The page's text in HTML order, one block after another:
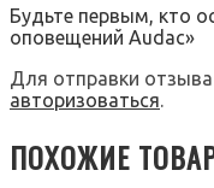
Будьте первым, кто
оповещений Audac»
Для отправки
авторизоваться.
ПОХОЖИЕ